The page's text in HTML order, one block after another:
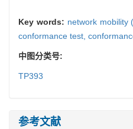
Key words: network mobility
conformance test,
中图分类号:
TP393
参考文献